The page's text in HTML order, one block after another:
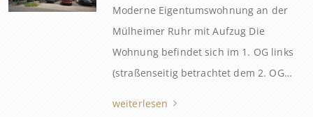
Hochparterre links, 6 Wohnungen und 2
Garagen. Das Büro war einschließlich
der Garage über viele […]
Moderne Eigentumswohnung an der
Mülheimer Ruhr mit Aufzug Die
Wohnung befindet sich im 1. OG links
(straßenseitig betrachtet dem 2. OG
weiterlesen